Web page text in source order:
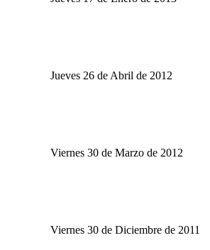
Jueves 26 de Abril de 2012
Viernes 30 de Marzo de 2012
Viernes 30 de Diciembre de 2011